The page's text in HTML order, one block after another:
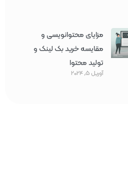
مزایای محتوانویسی و
مقایسه خرید بک لینک و
تولید محتوا
آوریل 5, 2024